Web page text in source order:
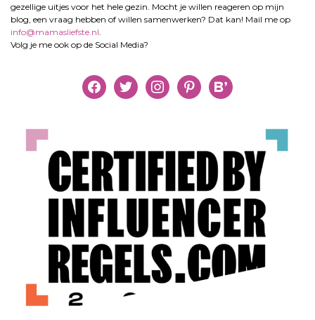
gezellige uitjes voor het hele gezin. Mocht je willen reageren op mijn
blog, een vraag hebben of willen samenwerken? Dat kan! Mail me op
info@mamasliefste.nl
Volg je me ook op de Social Media?
facebooktwitter instagrampinterestbloglovin